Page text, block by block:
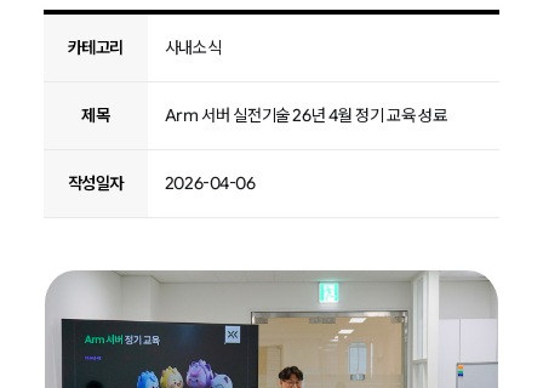
카테고리 사내소식
제목 Arm 서버 실전기술 26년 4월 정기 교육 성료
작성일자 2026-04-06